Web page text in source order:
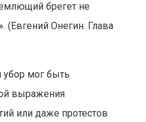
брегет не
(Евгений Онегин. Глава
убор мог быть
выражения
или даже протестов